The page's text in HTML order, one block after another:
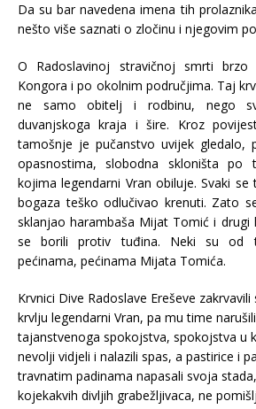
Da su bar navedena imena tih
nešto više saznati o zločinu i njegovim
O Radoslavinoj stravičnoj smrti
Kongora i po okolnim područjima. Taj
ne samo obitelj i rodbinu, nego
duvanjskoga kraja i šire. Kroz
tamošnje je pučanstvo uvijek gledalo,
opasnostima, slobodna skloništa po
kojima legendarni Vran obiluje. Svaki
bogaza teško odlučivao krenuti. Zato
sklanjao harambaša Mijat Tomić i drugi
se borili protiv tuđina. Neki su od
pećinama, pećinama Mijata Tomića.
Krvnici Dive Radoslave Ereševe
krvlju legendarni Vran, pa mu time
tajanstvenoga spokojstva, spokojstva u
nevolji vidjeli i nalazili spas, a pastirice i
travnatim padinama napasali svoja
kojekakvih divljih grabežljivaca, ne